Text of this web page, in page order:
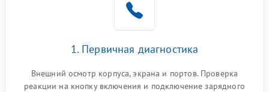
1. Первичная диагностика
Внешний осмотр корпуса, экрана и портов. Проверка
реакции на кнопку включения и подключение зарядного